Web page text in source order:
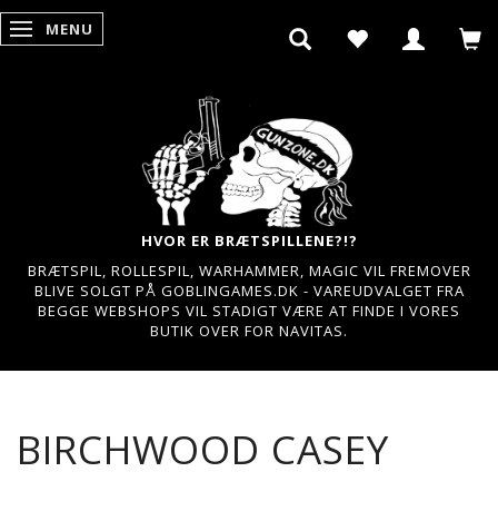
SKIFTE NAVIGATION
MENU
HVOR ER BRÆTSPILLENE?!?
BRÆTSPIL, ROLLESPIL, WARHAMMER, MAGIC VIL FREMOVER
BLIVE SOLGT PÅ GOBLINGAMES.DK - VAREUDVALGET FRA
BEGGE WEBSHOPS VIL STADIGT VÆRE AT FINDE I VORES
BUTIK OVER FOR NAVITAS.
BIRCHWOOD CASEY